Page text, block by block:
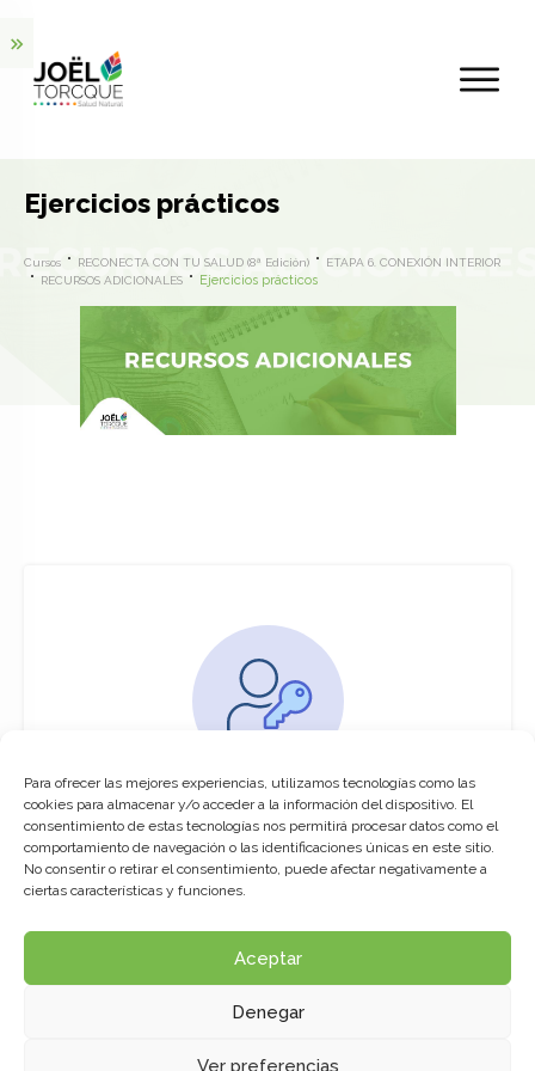
Para ofrecer las mejores experiencias, utilizamos tecnologías como las
cookies para almacenar y/o acceder a la información del dispositivo. El
consentimiento de estas tecnologías nos permitirá procesar datos como el
comportamiento de navegación o las identificaciones únicas en este sitio.
No consentir o retirar el consentimiento, puede afectar negativamente a
ciertas características y funciones.
Aceptar
Denegar
Ver preferencias
Ejercicios prácticos
Cursos RECONECTA CON TU SALUD (8ª Edición)
ETAPA 6. CONEXIÓN INTERIOR
RECURSOS ADICIONALES
Ejercicios prácticos
You must be logged in to access this
course
This course is only available for registered
Click here to login